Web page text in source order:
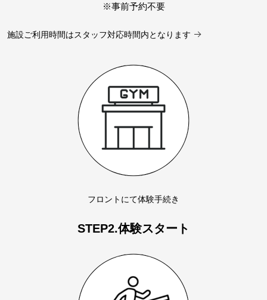
※事前予約不要
施設ご利用時間はスタッフ対応時間内となります
フロントにて体験手続き
STEP2.体験スタート